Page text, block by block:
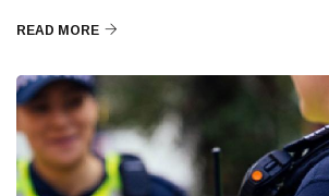
READ MORE